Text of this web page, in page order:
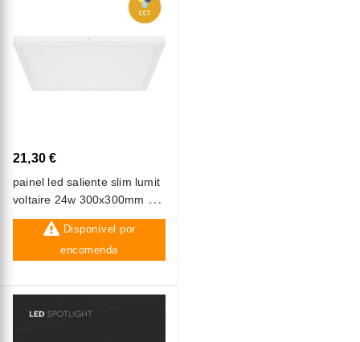
21,30 €
painel led saliente slim lumit
voltaire 24w 300x300mm cct
(3000k-4000k-6500k) aro
branco
Disponível por
encomenda